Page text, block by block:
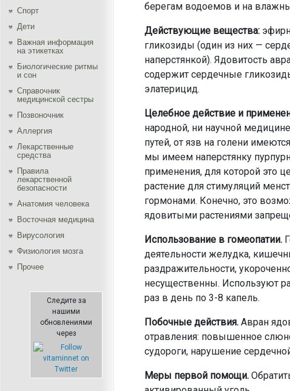
Спорт
Дети
Важная информация
на этикетках
Биологические ритмы
и сон
Справочник
медицинской сестры
Позвоночник
Аллергия
Лекарственные
средства
Правила
лекарственной
безопасности
Aнатомия человека
Восточная медицина
Вирусология
Физиология мозга
Прочее
Следите за
нашими
обновлениями
через
берегам водоемов и на
Действующие вещества:
гликозиды (один из них —
наперстянкой). Ядовитость
содержит сердечные
элатерицид.
Целебное действие и
народной, ни научной
путей, от язв на голени
мы имеем наперстянку
применения, для которой это
растение для стимуляций
гормонами. Конечно, это
ядовитыми растениями
Использование в гомеопатии.
деятельности желудка,
раздражительности,
несущественны. Используют
раз в день по 3-8 капель.
Побочные действия. Авран
отравления: повышенное
судороги, нарушение
Меры первой помощи.